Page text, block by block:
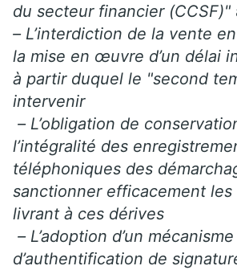
du secteur financier (CCSF)"
– L’interdiction de la vente
la mise en œuvre d’un délai
à partir duquel le "second
intervenir
– L’obligation de
l’intégralité des
téléphoniques des
sanctionner efficacement les
livrant à ces dérives
– L’adoption d’un mécanisme
d’authentification de